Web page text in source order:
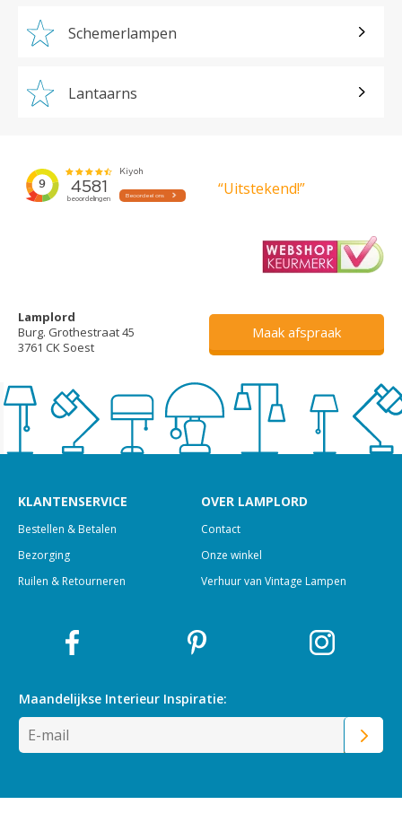
Schemerlampen
Lantaarns
“Uitstekend!”
Lamplord
Burg. Grothestraat 45
3761 CK Soest
Maak afspraak
KLANTENSERVICE
Bestellen & Betalen
Bezorging
Ruilen & Retourneren
OVER LAMPLORD
Contact
Onze winkel
Verhuur van Vintage Lampen
Maandelijkse Interieur Inspiratie: